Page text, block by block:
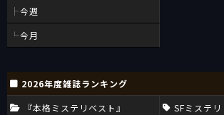
今週
今月
2026年度雑誌ランキング
『本格ミステリベスト』
SFミステリ